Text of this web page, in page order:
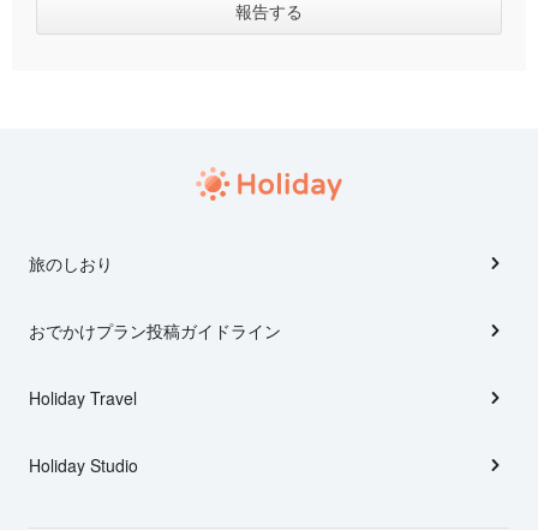
旅のしおり
おでかけプラン投稿ガイドライン
Holiday Travel
Holiday Studio